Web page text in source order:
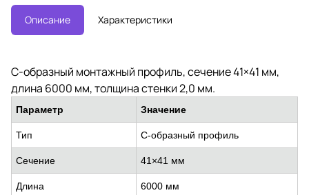
Описание Характеристики
С-образный монтажный профиль, сечение 41×41 мм,
длина 6000 мм, толщина стенки 2,0 мм.
Параметр Значение
Тип С-образный профиль
Сечение 41×41 мм
Длина 6000 мм